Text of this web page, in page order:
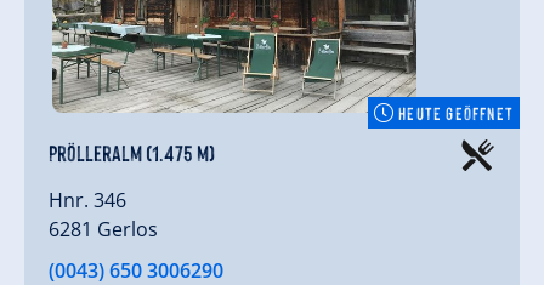
HEUTE GEÖFFNET
Prölleralm (1.475 m)
Hnr. 346
6281 Gerlos
(0043) 650 3006290